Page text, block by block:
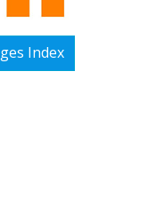
Index